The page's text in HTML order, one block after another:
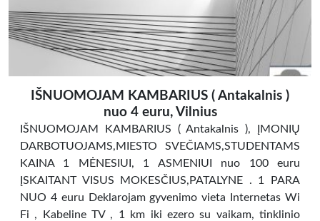
IŠNUOMOJAM KAMBARIUS ( Antakalnis )
nuo 4 euru, Vilnius
IŠNUOMOJAM KAMBARIUS ( Antakalnis ), ĮMONIŲ
DARBOTUOJAMS,MIESTO SVEČIAMS,STUDENTAMS
KAINA 1 MĖNESIUI, 1 ASMENIUI nuo 100 euru
ĮSKAITANT VISUS MOKESČIUS,PATALYNE . 1 PARA
NUO 4 euru Deklarojam gyvenimo vieta Internetas Wi
Fi , Kabeline TV , 1 km iki ezero su vaikam, tinklinio